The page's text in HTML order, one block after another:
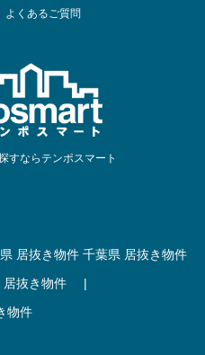
よくあるご質問
すならテンポスマート
居抜き物件 千葉県 居抜き物件
居抜き物件
|
物件